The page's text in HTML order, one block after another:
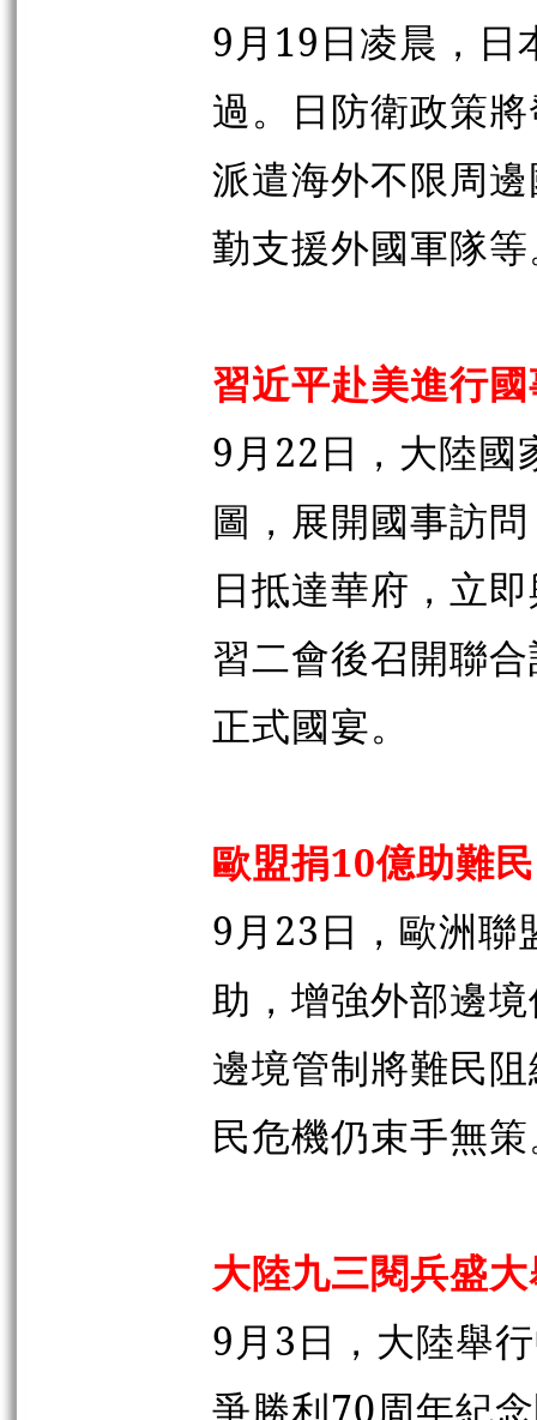
9月19日凌晨，日
過。日防衛政策
派遣海外不限周
勤支援外國軍隊
習近平赴美進行
9月22日，大陸國
圖，展開國事訪
日抵達華府，立
習二會後召開聯
正式國宴。
歐盟捐10億助難
9月23日，歐洲聯
助，增強外部邊
邊境管制將難民
民危機仍束手無
大陸九三閱兵盛
9月3日，大陸舉
爭勝利70周年紀